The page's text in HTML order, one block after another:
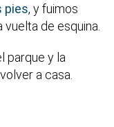
pies, y fuimos
de esquina.
parque y la
a casa.